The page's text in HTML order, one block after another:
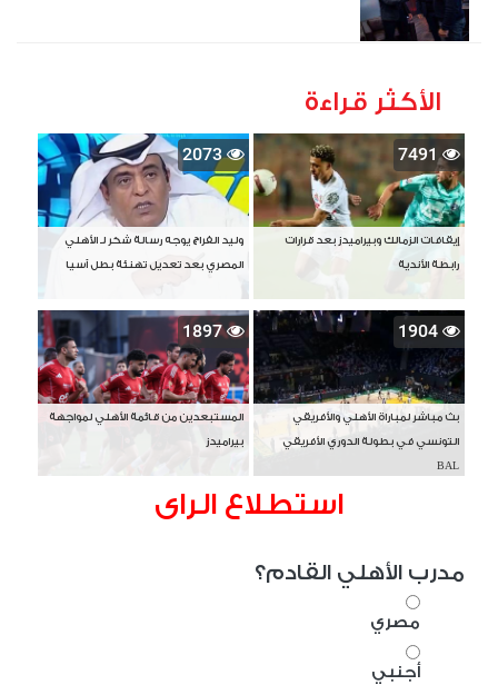
الأكثر قراءة
7491
إيقافات الزمالك وبيراميدز بعد قرارات
رابطة الأندية
2073
وليد الفراج يوجه رسالة شكر لـ الأهلي
المصري بعد تعديل تهنئة بطل آسيا
1904
بث مباشر لمباراة الأهلي والأفريقي
التونسي في بطولة الدوري الأفريقي
BAL
1897
المستبعدين من قائمة الأهلي لمواجهة
بيراميدز
استطلاع الراى
مدرب الأهلي القادم؟
مصري
أجنبي